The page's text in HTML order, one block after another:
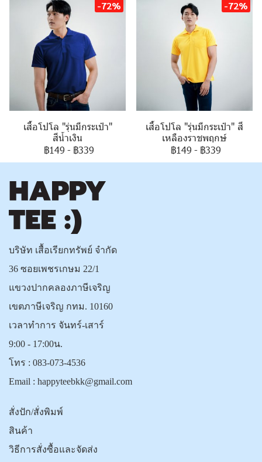
-72%
เสื้อโปโล "รุ่นมีกระเป๋า"
สีน้ำเงิน
฿149 - ฿339
-72%
เสื้อโปโล "รุ่นมีกระเป๋า" สี
เหลืองราชพฤกษ์
฿149 - ฿339
บริษัท เสื้อเรียกทรัพย์ จำกัด
36 ซอยเพชรเกษม 22/1
แขวงปากคลองภาษีเจริญ
เขตภาษีเจริญ กทม. 10160
เวลาทำการ จันทร์-เสาร์
9:00 - 17:00น.
โทร : 083-073-4536
Email : happyteebkk@gmail.com
สั่งปัก/สั่งพิมพ์
สินค้า
วิธีการสั่งซื้อและจัดส่ง